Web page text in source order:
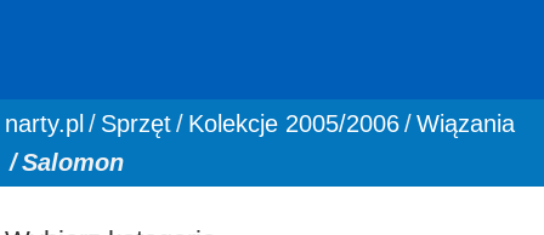
You are here:
narty.pl Sprzęt Kolekcje 2005/2006
Wiązania
Salomon